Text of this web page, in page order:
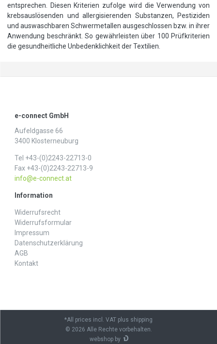
entsprechen. Diesen Kriterien zufolge wird die Verwendung von
krebsauslösenden und allergisierenden Substanzen, Pestiziden
und auswaschbaren Schwermetallen ausgeschlossen bzw. in ihrer
Anwendung beschränkt. So gewährleisten über 100 Prüfkriterien
die gesundheitliche Unbedenklichkeit der Textilien.
e-connect GmbH
Aufeldgasse 66
3400 Klosterneuburg
Tel +43-(0)2243-22713-0
Fax +43-(0)2243-22713-9
info@e-connect.at
Information
Widerrufs­recht
Widerrufs­formular
Impressum
Daten­schutz­erklärung
AGB
Kontakt
*All prices incl. VAT plus shipping
© 2026 Alle Rechte vorbehalten.
webshop by